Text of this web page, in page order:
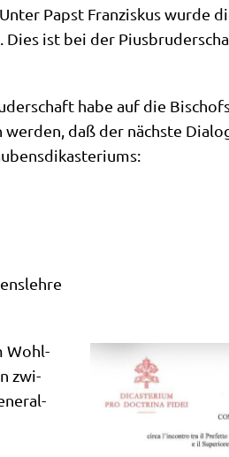
Papst Fran­zis­kus wur­de
Dies ist bei der
habe auf die
daß der näch­ste
Wohl­
zwi­